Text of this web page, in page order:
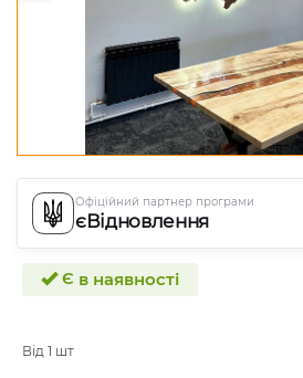
Офіційний партнер програми
єВідновлення
Є в наявності
Від 1 шт